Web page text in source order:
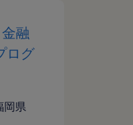
融
ログ
岡県